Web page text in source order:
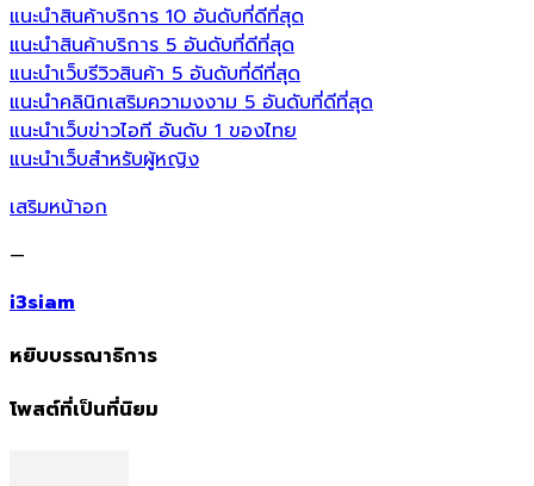
แนะนำสินค้าบริการ 10 อันดับที่ดีที่สุด
แนะนำสินค้าบริการ 5 อันดับที่ดีที่สุด
แนะนำเว็บรีวิวสินค้า 5 อันดับที่ดีที่สุด
แนะนำคลินิกเสริมความงงาม 5 อันดับที่ดีที่สุด
แนะนำเว็บข่าวไอที อันดับ 1 ของไทย
แนะนำเว็บสำหรับผู้หญิง
เสริมหน้าอก
—
i3siam
หยิบบรรณาธิการ
โพสต์ที่เป็นที่นิยม